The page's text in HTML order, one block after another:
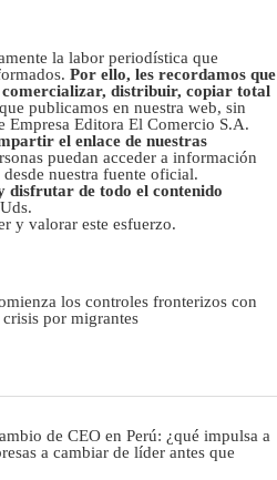
la labor periodística que
Por ello, les recordamos que
distribuir, copiar total
que publicamos en nuestra web, sin
Empresa Editora El Comercio S.A.
el enlace de nuestras
puedan acceder a información
nuestra fuente oficial.
disfrutar de todo el contenido
y valorar este esfuerzo.
los controles fronterizos con
por migrantes
de CEO en Perú: ¿qué impulsa a
a cambiar de líder antes que